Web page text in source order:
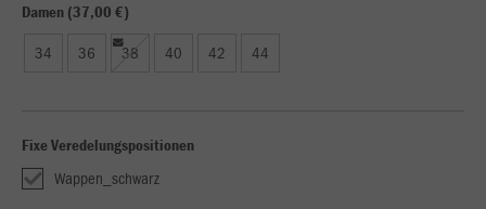
Damen (37,00 €)
34 36 38 40 42 44
Fixe Veredelungspositionen
Wappen_schwarz